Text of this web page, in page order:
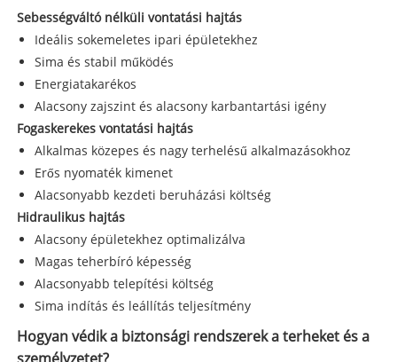
Sebességváltó nélküli vontatási hajtás
Ideális sokemeletes ipari épületekhez
Sima és stabil működés
Energiatakarékos
Alacsony zajszint és alacsony karbantartási igény
Fogaskerekes vontatási hajtás
Alkalmas közepes és nagy terhelésű alkalmazásokhoz
Erős nyomaték kimenet
Alacsonyabb kezdeti beruházási költség
Hidraulikus hajtás
Alacsony épületekhez optimalizálva
Magas teherbíró képesség
Alacsonyabb telepítési költség
Sima indítás és leállítás teljesítmény
Hogyan védik a biztonsági rendszerek a terheket és a